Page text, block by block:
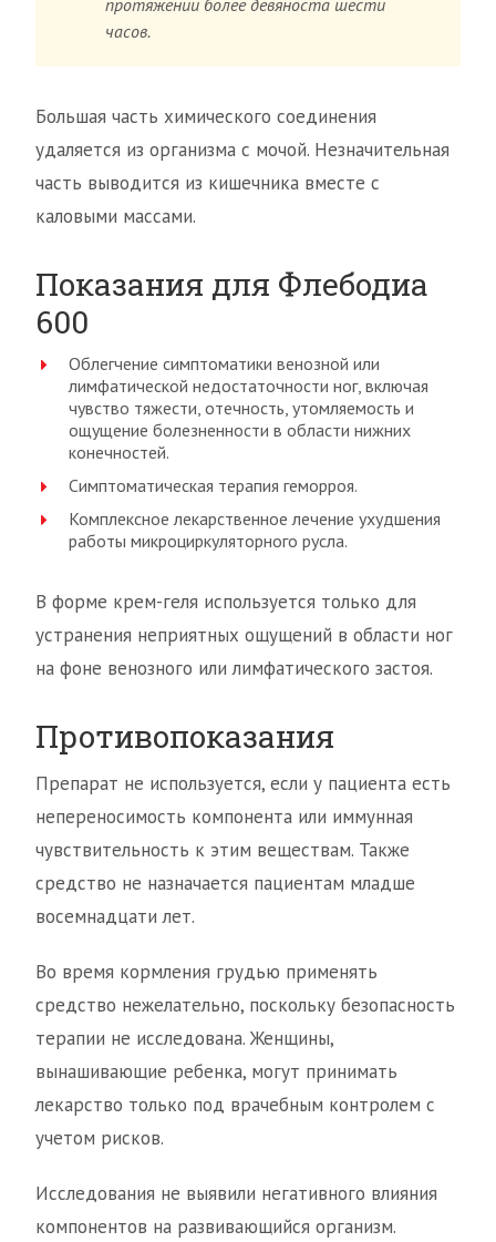
протяжении более девяноста шести
часов.
Большая часть химического соединения
удаляется из организма с мочой. Незначительная
часть выводится из кишечника вместе с
каловыми массами.
Показания для Флебодиа
600
Облегчение симптоматики венозной или
лимфатической недостаточности ног, включая
чувство тяжести, отечность, утомляемость и
ощущение болезненности в области нижних
конечностей.
Симптоматическая терапия геморроя.
Комплексное лекарственное лечение ухудшения
работы микроциркуляторного русла.
В форме крем-геля используется только для
устранения неприятных ощущений в области ног
на фоне венозного или лимфатического застоя.
Противопоказания
Препарат не используется, если у пациента есть
непереносимость компонента или иммунная
чувствительность к этим веществам. Также
средство не назначается пациентам младше
восемнадцати лет.
Во время кормления грудью применять
средство нежелательно, поскольку безопасность
терапии не исследована. Женщины,
вынашивающие ребенка, могут принимать
лекарство только под врачебным контролем с
учетом рисков.
Исследования не выявили негативного влияния
компонентов на развивающийся организм.